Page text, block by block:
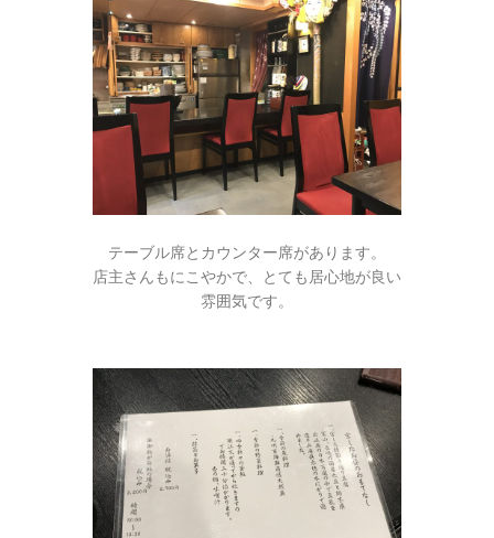
テーブル席とカウンター席があります。
店主さんもにこやかで、とても居心地が良い
雰囲気です。